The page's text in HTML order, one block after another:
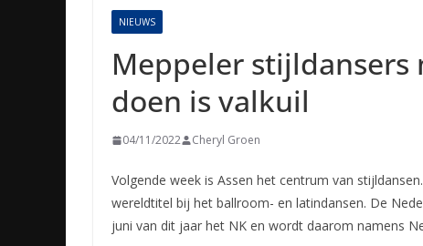
NIEUWS
Meppeler stijldansers
doen is valkuil
04/11/2022 Cheryl Groen
Volgende week is Assen het centrum van
wereldtitel bij het ballroom- en latindansen. De
juni van dit jaar het NK en wordt daarom namens